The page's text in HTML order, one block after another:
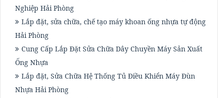
Nghiệp Hải Phòng
Lắp đặt, sửa chữa, chế tạo máy khoan ống nhựa tự động
Hải Phòng
Cung Cấp Lắp Đặt Sửa Chữa Dây Chuyền Máy Sản Xuất
Ống Nhựa
Lắp đặt, Sửa Chữa Hệ Thống Tủ Điều Khiển Máy Đùn
Nhựa Hải Phòng